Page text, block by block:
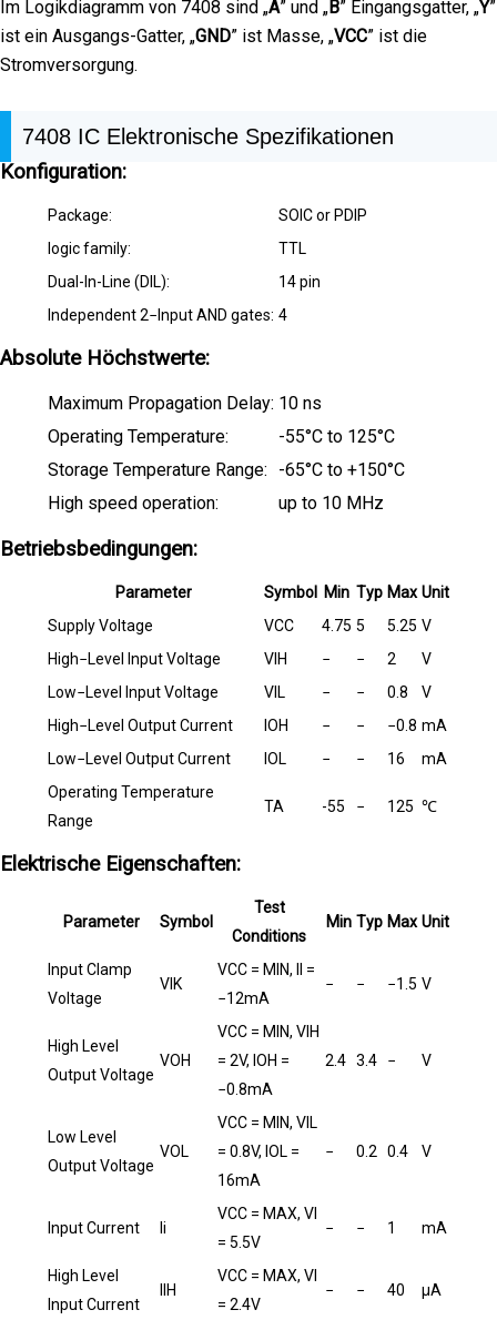
Im Logikdiagramm von 7408 sind „A” und „B” Eingangsgatter, „Y”
ist ein Ausgangs-Gatter, „GND” ist Masse, „VCC” ist die
Stromversorgung.
7408 IC Elektronische Spezifikationen
Konfiguration:
Package:
SOIC or PDIP
logic family:
TTL
Dual-In-Line (DIL):
14 pin
Independent 2−Input AND gates: 4
Absolute Höchstwerte:
Maximum Propagation Delay: 10 ns
Operating Temperature:
-55°C to 125°C
Storage Temperature Range:
-65°C to +150°C
High speed operation:
up to 10 MHz
Betriebsbedingungen:
Parameter Symbol Min Typ Max Unit
Supply Voltage
VCC 4.75 5 5.25 V
High−Level Input Voltage
VIH − − 2
V
Low−Level Input Voltage
VIL − − 0.8
V
High−Level Output Current
IOH − − −0.8 mA
Low−Level Output Current
IOL − − 16
mA
Operating Temperature
Range
TA -55 − 125 ℃
Elektrische Eigenschaften:
Parameter Symbol
Test
Conditions
Min Typ Max Unit
Input Clamp
Voltage
VIK
VCC = MIN, II =
−12mA
− − −1.5 V
High Level
Output Voltage
VOH
VCC = MIN, VIH
= 2V, IOH =
−0.8mA
2.4 3.4 − V
Low Level
Output Voltage
VOL
VCC = MIN, VIL
= 0.8V, IOL =
16mA
− 0.2 0.4 V
Input Current Ii
VCC = MAX, VI
= 5.5V
− − 1 mA
High Level
Input Current
IIH
VCC = MAX, VI
= 2.4V
− − 40 µA